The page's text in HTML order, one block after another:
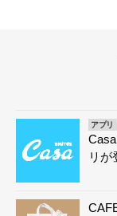
アプリ
リが